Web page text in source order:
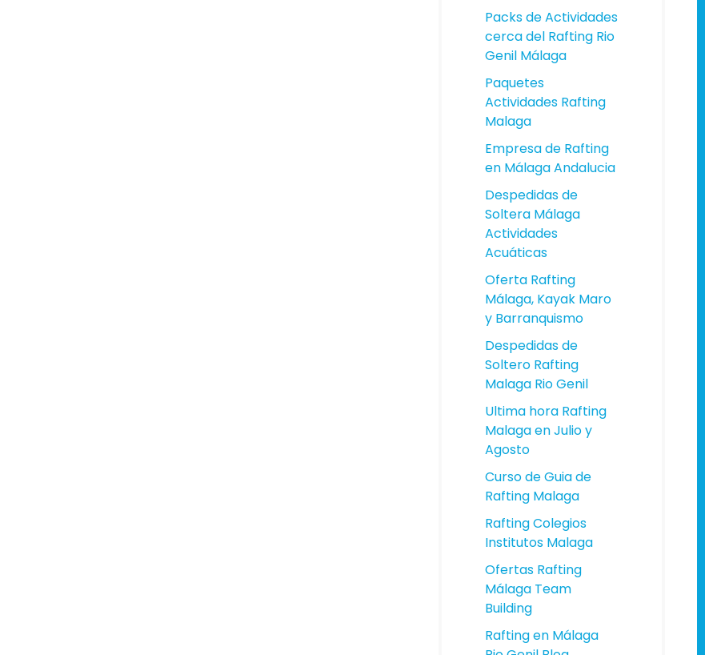
Packs de Actividades
cerca del Rafting Rio
Genil Málaga
Paquetes
Actividades Rafting
Malaga
Empresa de Rafting
en Málaga Andalucia
Despedidas de
Soltera Málaga
Actividades
Acuáticas
Oferta Rafting
Málaga, Kayak Maro
y Barranquismo
Despedidas de
Soltero Rafting
Malaga Rio Genil
Ultima hora Rafting
Malaga en Julio y
Agosto
Curso de Guia de
Rafting Malaga
Rafting Colegios
Institutos Malaga
Ofertas Rafting
Málaga Team
Building
Rafting en Málaga